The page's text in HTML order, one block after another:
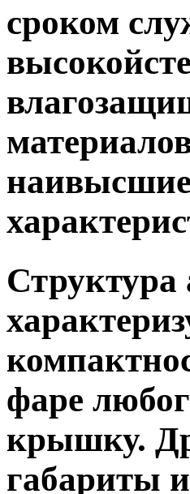
сроком
наивысшие
фаре
крышку.
габариты